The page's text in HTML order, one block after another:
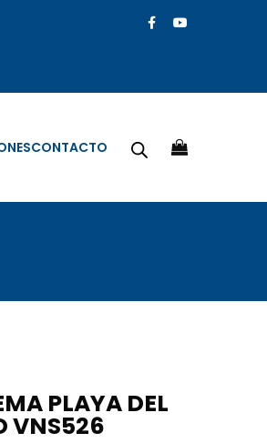
CONTACTO
PLAYA DEL
VNS526